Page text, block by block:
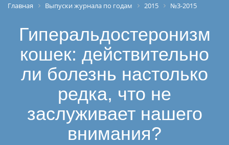
Главная Выпуски журнала по годам 2015 №3-2015
Гиперальдостеронизм
кошек: действительно
ли болезнь настолько
редка, что не
заслуживает нашего
внимания?